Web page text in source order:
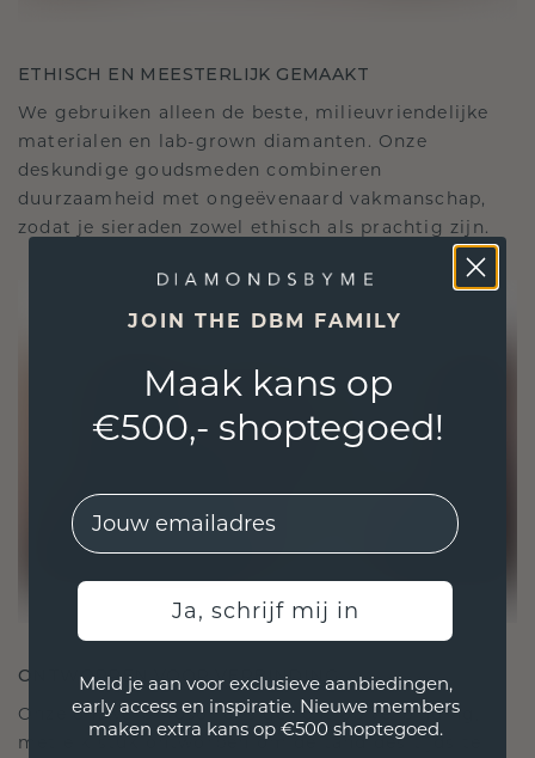
ETHISCH EN MEESTERLIJK GEMAAKT
We gebruiken alleen de beste, milieuvriendelijke
materialen en lab-grown diamanten. Onze
deskundige goudsmeden combineren
duurzaamheid met ongeëvenaard vakmanschap,
zodat je sieraden zowel ethisch als prachtig zijn.
ONTWORPEN VOOR VERBINDING
Onze ontwerpfilosofie is gericht op verbinding,
met elk stuk ontworpen om de tand des tijds te
JOIN THE DBM FAMILY
Maak kans op
€500,- shoptegoed!
EMail
Ja, schrijf mij in
Meld je aan voor exclusieve aanbiedingen,
early access en inspiratie. Nieuwe members
maken extra kans op €500 shoptegoed.